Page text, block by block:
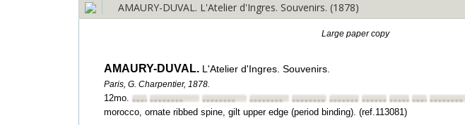
AMAURY-DUVAL. L'Atelier d'Ingres. Souvenirs. (1878)
Large paper copy
AMAURY-DUVAL. L'Atelier d'Ingres. Souvenirs.
Paris, G. Charpentier, 1878.
12mo. •••••••••••••••• •••••••• •••••••• •••••••• ••••••••••••••••••••••••••••••••••••••••
morocco, ornate ribbed spine, gilt upper edge (period binding). (ref.113081)